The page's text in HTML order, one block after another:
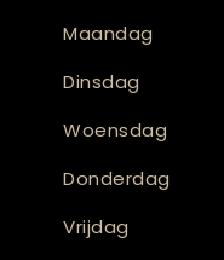
Maandag
Dinsdag
Woensdag
Donderdag
Vrijdag